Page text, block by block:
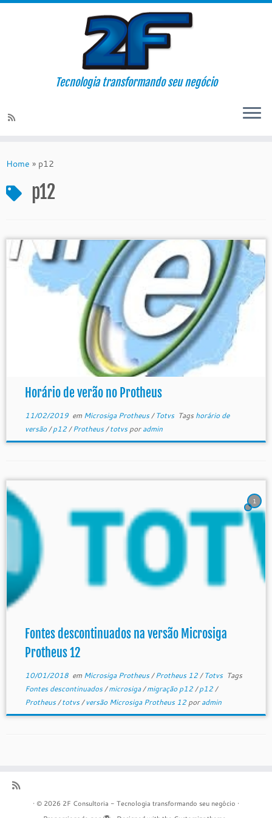
Tecnologia transformando seu negócio
Home » p12
p12
Horário de verão no Protheus
11/02/2019em Microsiga Protheus/Totvs Tags horário de
versão/p12/Protheus/totvsporadmin
1
Fontes descontinuados na versão Microsiga
Protheus 12
10/01/2018em Microsiga Protheus/Protheus 12/Totvs Tags
Fontes descontinuados/microsiga/migração p12/p12/
Protheus/totvs/versão Microsiga Protheus 12 poradmin
· © 2026 2F Consultoria - Tecnologia transformando seu negócio ·